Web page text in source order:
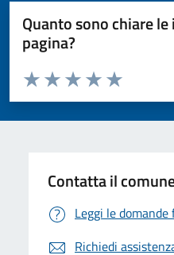
Quanto sono chiare
pagina?
Valuta da 1 a 5 stelle la pagina
Valuta 5
Valuta 4 stelle
Valuta 3 stelle su 5
Valuta 2 stelle su 5
Valuta 1 stelle su 5
Contatta il
Leggi le
Richiedi